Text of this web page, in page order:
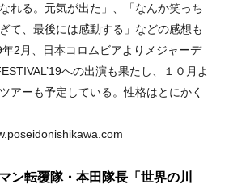
れる。元気が出た」、「なんか笑っち
て、最後には感動する」などの感想も
2月、日本コロムビアよりメジャーデ
への出演も果たし、１０月よ
アーも予定している。性格はとにかく
ン転覆隊・本田隊長「世界の川